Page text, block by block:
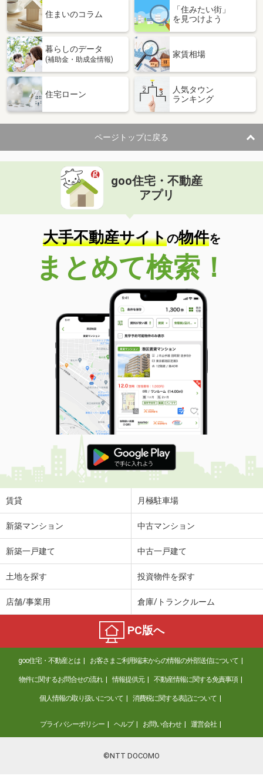
住まいのコラム
「住みたい街」
を見つけよう
暮らしのデータ
(補助金・助成金情報)
家賃相場
住宅ローン
人気タウン
ランキング
ページトップに戻る
goo住宅・不動産
アプリ
大手不動産サイトの物件を
まとめて検索！
賃貸 月極駐車場
新築マンション 中古マンション
新築一戸建て 中古一戸建て
土地を探す 投資物件を探す
店舗/事業用 倉庫/トランクルーム
PC版へ
goo住宅・不動産とは お客さまご利用端末からの情報の外部送信について
物件に関するお問合せの流れ 情報提供元 不動産情報に関する免責事項
個人情報の取り扱いについて 消費税に関する表記について
プライバシーポリシー ヘルプ お問い合わせ 運営会社
©NTT DOCOMO